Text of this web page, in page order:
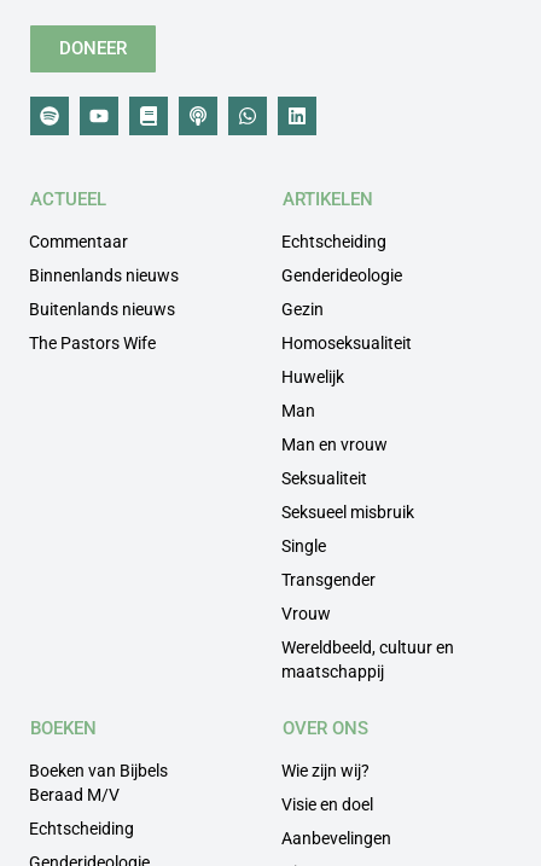
DONEER
ACTUEEL
Commentaar
Binnenlands nieuws
Buitenlands nieuws
The Pastors Wife
ARTIKELEN
Echtscheiding
Genderideologie
Gezin
Homoseksualiteit
Huwelijk
Man
Man en vrouw
Seksualiteit
Seksueel misbruik
Single
Transgender
Vrouw
Wereldbeeld, cultuur en
maatschappij
BOEKEN
Boeken van Bijbels
Beraad M/V
Echtscheiding
OVER ONS
Wie zijn wij?
Visie en doel
Aanbevelingen